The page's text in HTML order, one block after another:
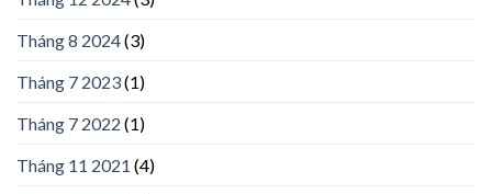
Tháng 8 2024(3)
Tháng 7 2023(1)
Tháng 7 2022 (1)
Tháng 11 2021 (4)